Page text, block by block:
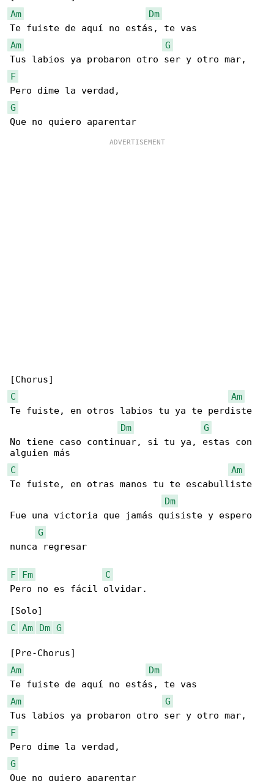
Am
Dm
Am
G
F
G
C
Am
Te fuiste, en otros labios tu ya te perdiste
Dm
G
No tiene caso continuar, si tu ya, estas con
C
Am
Te fuiste, en otras manos tu te escabulliste
Dm
Fue una victoria que jamás quisiste y espero
G
nunca regresar
F Fm
C
Pero no es fácil olvidar.
C
Am Dm G
Am
Dm
Am
G
F
G
Que no quiero aparentar